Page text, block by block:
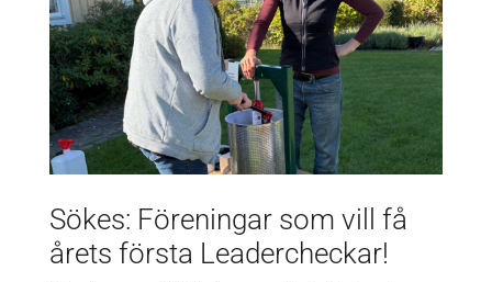
Sökes: Föreningar som vill få
årets första Leadercheckar!